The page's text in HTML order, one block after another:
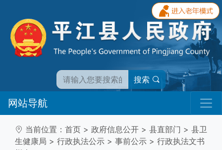
搜索
网站导航
当前位置： 首页 > 政府信息公开 > 县直部门 > 县卫
生健康局 > 行政执法公示 > 事前公示 > 行政执法文书